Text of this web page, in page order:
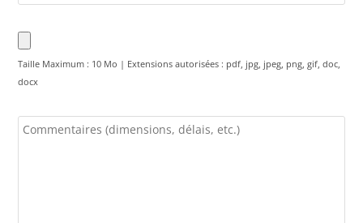
Taille Maximum : 10 Mo | Extensions autorisées : pdf, jpg, jpeg, png, gif, doc,
docx